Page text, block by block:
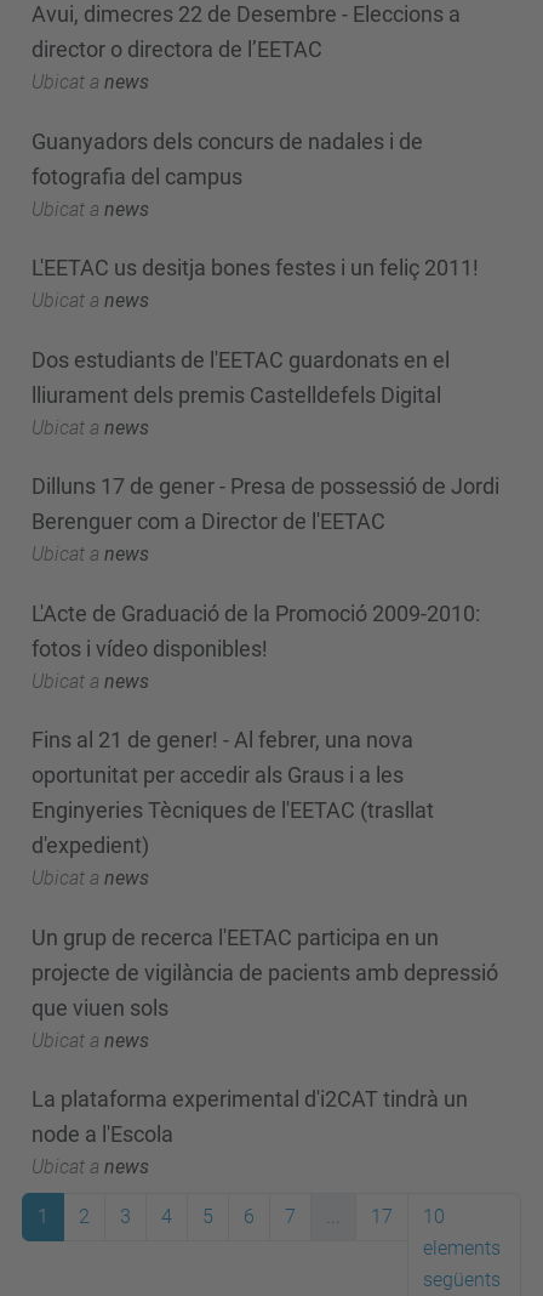
Avui, dimecres 22 de Desembre - Eleccions a
director o directora de l’EETAC
Ubicat a news
Guanyadors dels concurs de nadales i de
fotografia del campus
Ubicat a news
L'EETAC us desitja bones festes i un feliç 2011!
Ubicat a news
Dos estudiants de l'EETAC guardonats en el
lliurament dels premis Castelldefels Digital
Ubicat a news
Dilluns 17 de gener - Presa de possessió de Jordi
Berenguer com a Director de l'EETAC
Ubicat a news
L'Acte de Graduació de la Promoció 2009-2010:
fotos i vídeo disponibles!
Ubicat a news
Fins al 21 de gener! - Al febrer, una nova
oportunitat per accedir als Graus i a les
Enginyeries Tècniques de l'EETAC (trasllat
d'expedient)
Ubicat a news
Un grup de recerca l'EETAC participa en un
projecte de vigilància de pacients amb depressió
que viuen sols
Ubicat a news
La plataforma experimental d'i2CAT tindrà un
node a l'Escola
Ubicat a news
1 2 3 4 5 6 7 ... 17
10
elements
següents